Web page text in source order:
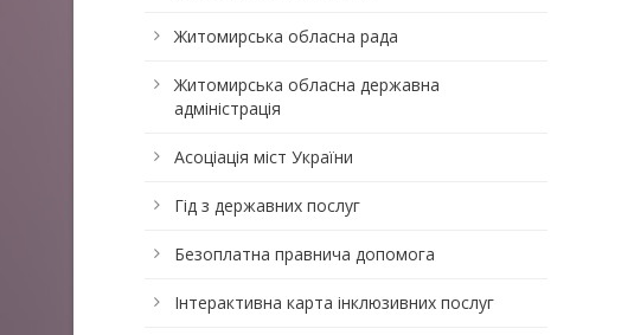
Житомирська обласна рада
Житомирська обласна державна
адміністрація
Асоціація міст України
Гід з державних послуг
Безоплатна правнича допомога
Інтерактивна карта інклюзивних послуг